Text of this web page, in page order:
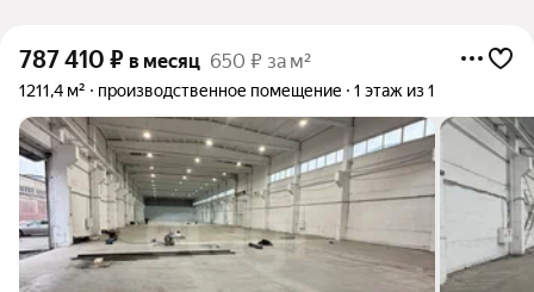
787 410 ₽ в месяц 650 ₽ за м²
1211,4 м² производственное помещение 1 этаж из 1